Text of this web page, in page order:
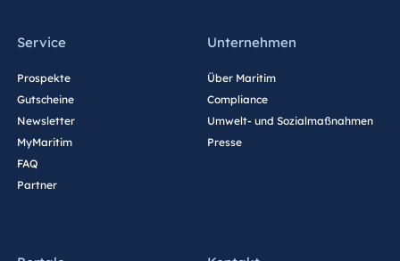
Service
Prospekte
Gutscheine
Newsletter
MyMaritim
FAQ
Partner
Unternehmen
Über Maritim
Compliance
Umwelt- und Sozialmaßnahmen
Presse